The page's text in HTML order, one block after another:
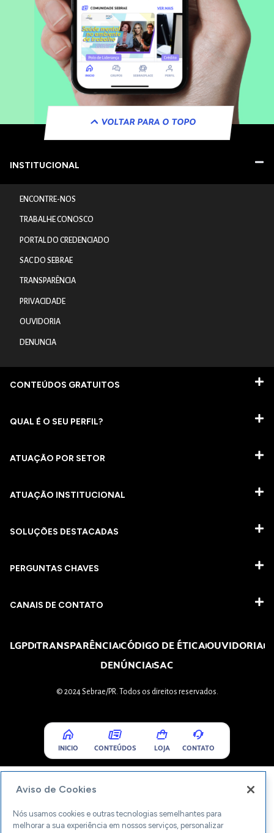
VOLTAR PARA O TOPO
INSTITUCIONAL
ENCONTRE-NOS
TRABALHE CONOSCO
PORTAL DO CREDENCIADO
SAC DO SEBRAE
TRANSPARÊNCIA
PRIVACIDADE
OUVIDORIA
DENUNCIA
CONTEÚDOS GRATUITOS
QUAL É O SEU PERFIL?
ATUAÇÃO POR SETOR
ATUAÇÃO INSTITUCIONAL
SOLUÇÕES DESTACADAS
PERGUNTAS CHAVES​
CANAIS DE CONTATO
LGPDTRANSPARÊNCIACÓDIGO DE ÉTICAOUVIDORIA
DENÚNCIASAC
© 2024 Sebrae/PR. Todos os direitos reservados.
INICIO CONTEÚDOS LOJA CONTATO
Aviso de Cookies
Nós usamos cookies e outras tecnologias semelhantes para
melhorar a sua experiência em nossos serviços, personalizar